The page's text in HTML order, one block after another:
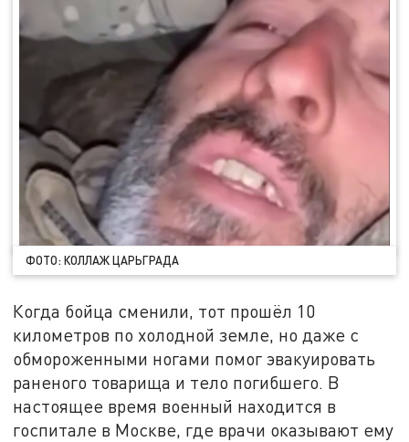
ФОТО: КОЛЛАЖ ЦАРЬГРАДА
Когда бойца сменили, тот прошёл 10
километров по холодной земле, но даже с
обмороженными ногами помог эвакуировать
раненого товарища и тело погибшего. В
настоящее время военный находится в
госпитале в Москве, где врачи оказывают ему